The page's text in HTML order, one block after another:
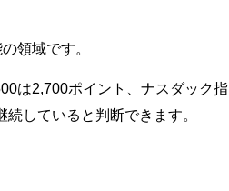
領域です。
は2,700ポイント、ナスダック指
していると判断できます。